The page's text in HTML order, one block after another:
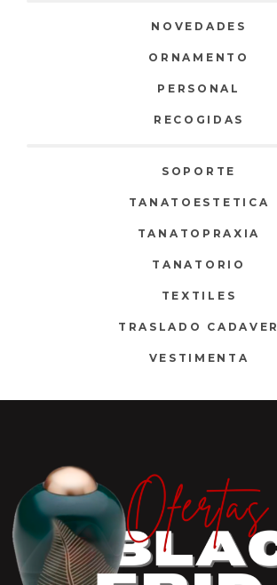
NOVEDADES
ORNAMENTO
PERSONAL
RECOGIDAS
SOPORTE
TANATOESTETICA
TANATOPRAXIA
TANATORIO
TEXTILES
TRASLADO CADAVER
VESTIMENTA